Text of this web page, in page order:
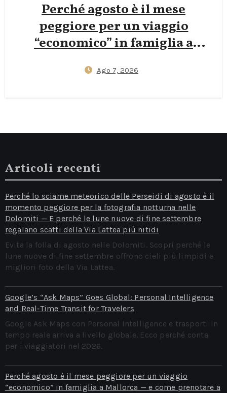
Perché agosto è il mese
peggiore per un viaggio
“economico” in famiglia a
inizio giugno o fine settembre
Ago 7, 2026
Articoli recenti
Perché lo sciame meteorico delle Perseidi di agosto è il
momento peggiore per la fotografia notturna nelle
Dolomiti — E perché le lune nuove di fine settembre
regalano scatti della Via Lattea più nitidi
Evita la folla di agosto nelle Dolomiti. Scopri perché le
lune nuove di fine settembre offrono cieli più limpidi e
migliori foto della Via Lattea.
Google’s “Ask Maps” Goes Global: Personal Intelligence
and Real‑Time Transit for Travelers
Google Ask Maps con Personal Intelligence e trasporti in
tempo reale arriva a livello globale. Ecco perché conta
per i viaggiatori nel 2026.
Perché agosto è il mese peggiore per un viaggio
“economico” in famiglia a Mallorca — e come prenotare a